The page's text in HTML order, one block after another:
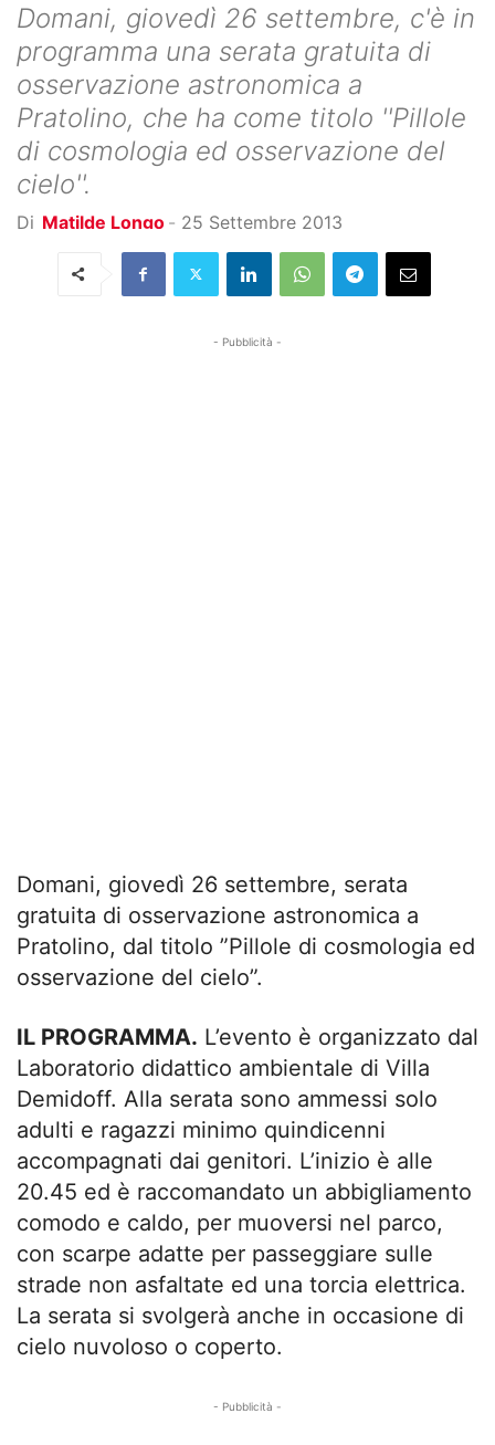
Domani, giovedì 26 settembre, c'è in
programma una serata gratuita di
osservazione astronomica a
Pratolino, che ha come titolo ''Pillole
di cosmologia ed osservazione del
cielo''.
Di Matilde Longo - 25 Settembre 2013
- Pubblicità -
Domani, giovedì 26 settembre, serata
gratuita di osservazione astronomica a
Pratolino, dal titolo ”Pillole di cosmologia ed
osservazione del cielo”.
IL PROGRAMMA. L’evento è organizzato dal
Laboratorio didattico ambientale di Villa
Demidoff. Alla serata sono ammessi solo
adulti e ragazzi minimo quindicenni
accompagnati dai genitori. L’inizio è alle
20.45 ed è raccomandato un abbigliamento
comodo e caldo, per muoversi nel parco,
con scarpe adatte per passeggiare sulle
strade non asfaltate ed una torcia elettrica.
La serata si svolgerà anche in occasione di
cielo nuvoloso o coperto.
- Pubblicità -